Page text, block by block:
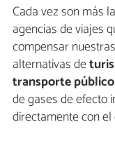
Cada vez son más
agencias de viajes
compensar
alternativas de
transporte
de gases de efecto
directamente con